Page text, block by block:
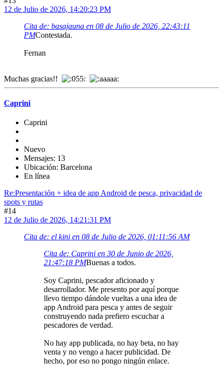
12 de Julio de 2026, 14:20:23 PM
Cita de: basajauna en 08 de Julio de 2026, 22:43:11
PMContestada.
Fernan
Muchas gracias!!
Caprini
Caprini
Nuevo
Mensajes: 13
Ubicación: Barcelona
En línea
Re:Presentación + idea de app Android de pesca, privacidad de
spots y rutas
#14
12 de Julio de 2026, 14:21:31 PM
Cita de: el kini en 08 de Julio de 2026, 01:11:56 AM
Cita de: Caprini en 30 de Junio de 2026,
21:47:18 PMBuenas a todos.
Soy Caprini, pescador aficionado y
desarrollador. Me presento por aquí porque
llevo tiempo dándole vueltas a una idea de
app Android para pesca y antes de seguir
construyendo nada prefiero escuchar a
pescadores de verdad.
No hay app publicada, no hay beta, no hay
venta y no vengo a hacer publicidad. De
hecho, por eso no pongo ningún enlace.